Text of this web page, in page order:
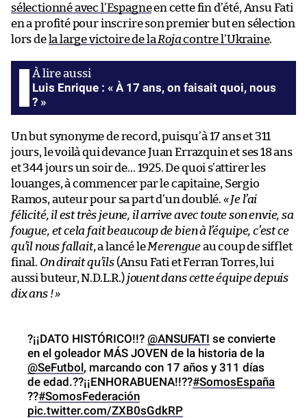
sélectionné avec l’Espagneen cette fin d’été, Ansu Fati
en a profité pour inscrire son premier but en sélection
lors de la large victoire de la Rojacontre l’Ukraine.
Luis Enrique : « À 17 ans, on faisait quoi, nous
? »
Un but synonyme de record, puisqu’à 17 ans et 311
jours, le voilà qui devance Juan Errazquin et ses 18 ans
et 344 jours un soir de… 1925. De quoi s’attirer les
louanges, à commencer par le capitaine, Sergio
Ramos, auteur pour sa part d’un doublé. « Je l’ai
félicité, il est très jeune, il arrive avec toute son envie, sa
fougue, et cela fait beaucoup de bien à l’équipe, c’est ce
qu’il nous fallait, a lancé leMerengueau coup de sifflet
final. On dirait qu’ils(Ansu Fati et Ferran Torres, lui
aussi buteur, N.D.L.R.) jouent dans cette équipe depuis
dix ans ! »
?¡¡DATO HISTÓRICO!!? @ANSUFATI se convierte
en el goleador MÁS JOVEN de la historia de la
@SeFutbol, marcando con 17 años y 311 días
de edad.??¡¡ENHORABUENA!!??#SomosEspaña
??#SomosFederación
pic.twitter.com/ZXB0sGdkRP